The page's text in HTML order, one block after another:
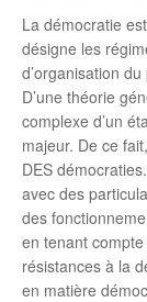
La démocratie
désigne les
d’organisation
D’une théorie
complexe d’un
majeur. De ce
DES
avec des
des
en tenant
résistances à la
en matière